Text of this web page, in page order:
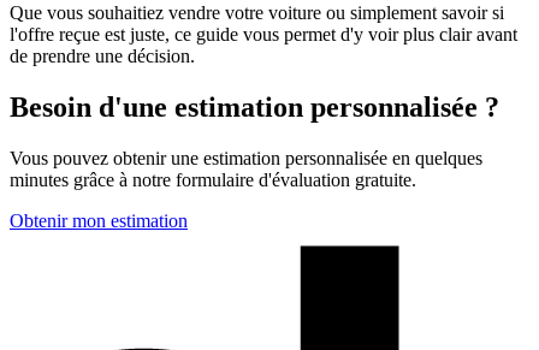
Que vous souhaitiez vendre votre voiture ou simplement savoir si
l'offre reçue est juste, ce guide vous permet d'y voir plus clair avant
de prendre une décision.
Besoin d'une estimation personnalisée ?
Vous pouvez obtenir une estimation personnalisée en quelques
minutes grâce à notre formulaire d'évaluation gratuite.
Obtenir mon estimation